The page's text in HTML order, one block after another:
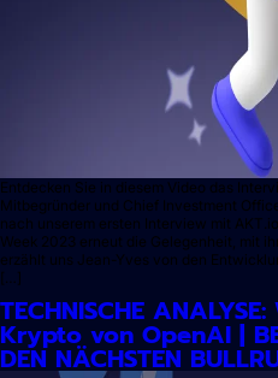
Entdecken Sie in diesem Video das
Mitbegründer und Chief Investment
nach unserem ersten Interview mit
Week 2023 erneut die Gelegenheit, mit
erzählt uns Jean-Yves von den
[…]
TECHNISCHE
Krypto von OpenAI |
DEN NÄCHSTEN